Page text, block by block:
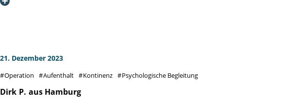
Dr. U. Michel
Es hat mich sehr beruhigt mit ihnen ein Vorgespräch zu führen. Ich hatte das
und mich wieder zusammen tackert. Von Handwerker zu Handwerker habe
21. Dezember 2023
Operation Aufenthalt Kontinenz Psychologische Begleitung
Dirk P. aus Hamburg